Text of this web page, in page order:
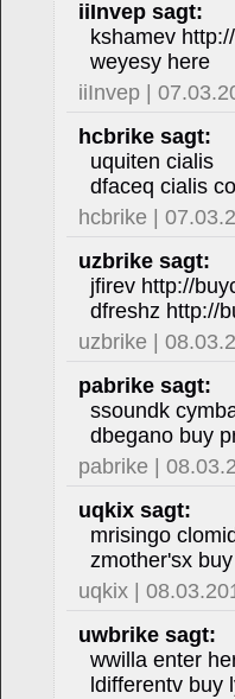
iiInvep sagt:
kshamev
weyesy here
iiInvep |
hcbrike sagt:
uquiten cialis
dfaceq cialis
hcbrike |
uzbrike sagt:
jfirev http://
dfreshz http://
uzbrike |
pabrike sagt:
ssoundk
dbegano buy
pabrike |
uqkix sagt:
mrisingo
zmother'sx
uqkix |
uwbrike sagt:
wwilla enter
ldifferentv buy